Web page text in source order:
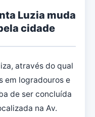
Luzia muda
cidade
através do qual
em logradouros e
de ser concluída
na Av.